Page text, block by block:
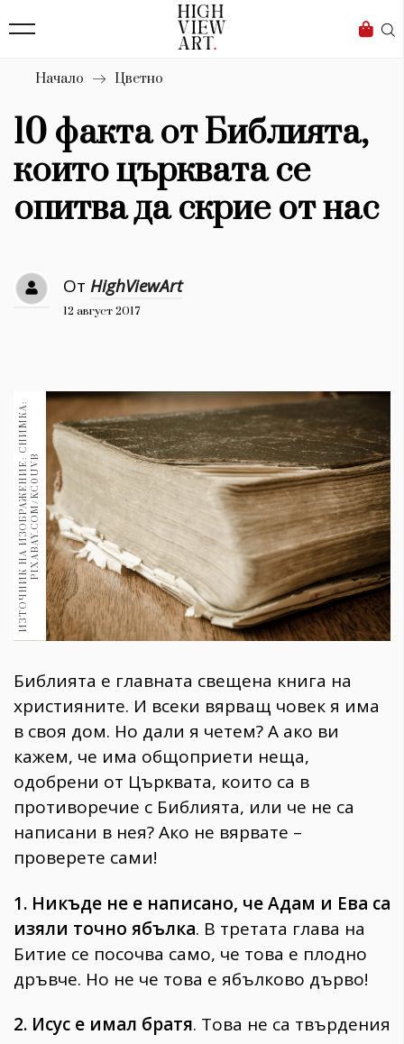
Бизнес
Мода
Dialogue
Изкуство
4340
Дизайн
Книги
30+ 1970
Гурме 1710
Пътувай
237
Здраве 389
Gentlemen
Wellness
ПОСЛЕДВАЙТЕ
НИ
Начало Цветно
10 факта от Библията,
които църквата се
опитва да скрие от нас
От HighViewArt
12 август 2017
И
З
Т
О
Ч
Н
И
К
Н
А
И
З
О
Б
Р
А
Ж
Е
Н
И
Е
:
С
Н
И
М
К
А
:
P
I
X
A
B
A
Y
.
C
O
M
/
K
C
0
U
VB
Библията е главната свещена книга на
християните. И всеки вярващ човек я има
в своя дом. Но дали я четем? А ако ви
кажем, че има общоприети неща,
одобрени от Църквата, които са в
противоречие с Библията, или че не са
написани в нея? Ако не вярвате –
проверете сами!
1. Никъде не е написано, че Адам и Ева са
изяли точно ябълка. В третата глава на
Битие се посочва само, че това е плодно
дръвче. Но не че това е ябълково дърво!
2. Исус е имал братя. Това не са твърдения